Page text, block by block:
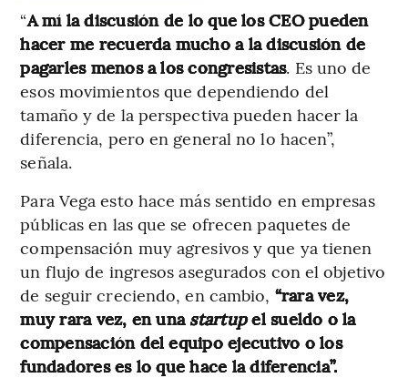
“A mí la discusión de lo que los CEO pueden
hacer me recuerda mucho a la discusión de
pagarles menos a los congresistas. Es uno de
esos movimientos que dependiendo del
tamaño y de la perspectiva pueden hacer la
diferencia, pero en general no lo hacen”,
señala.
Para Vega esto hace más sentido en empresas
públicas en las que se ofrecen paquetes de
compensación muy agresivos y que ya tienen
un flujo de ingresos asegurados con el objetivo
de seguir creciendo, en cambio, “rara vez,
muy rara vez, en una startupel sueldo o la
compensación del equipo ejecutivo o los
fundadores es lo que hace la diferencia”.